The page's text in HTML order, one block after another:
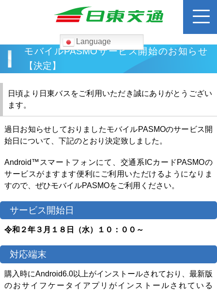
Language
検
索:
運賃検索
高速バス
貸切バス
ツアー
よくある質問
採用
モバイルPASMOサービス開始のお知らせ
【決定】
日頃より日東バスをご利用いただき誠にありがとうござい
ます。
過日お知らせしておりましたモバイルPASMOのサービス開
始日について、下記のとおり決定致しました。
Android™スマートフォンにて、交通系ICカードPASMOの
サービスがますます便利にご利用いただけるようになりま
すので、ぜひモバイルPASMOをご利用ください。
サービス開始日
令和２年３月１８日（水）１０：００～
対応端末
購入時にAndroid6.0以上がインストールされており、最新版
のおサイフケータイアプリがインストールされている